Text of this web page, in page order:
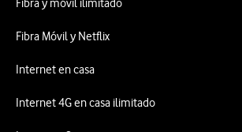
Fibra y móvil ilimitado
Fibra Móvil y Netflix
Internet en casa
Internet 4G en casa ilimitado